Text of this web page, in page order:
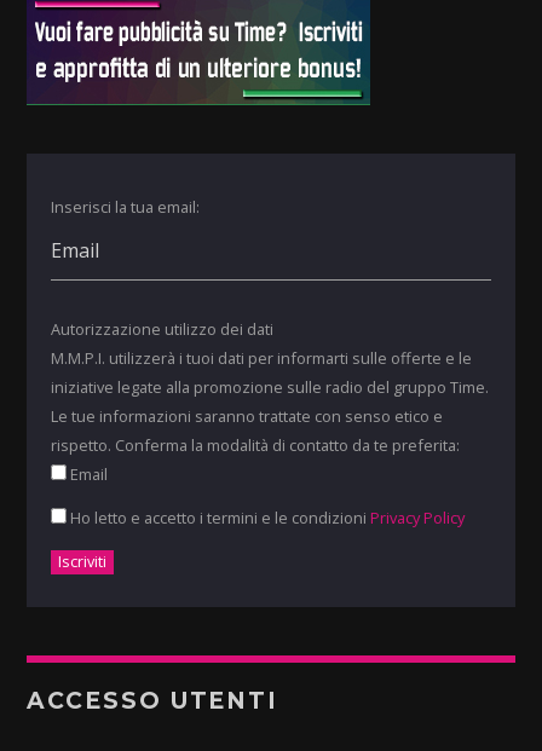
Inserisci la tua email:
Autorizzazione utilizzo dei dati
M.M.P.I. utilizzerà i tuoi dati per informarti sulle offerte e le
iniziative legate alla promozione sulle radio del gruppo Time.
Le tue informazioni saranno trattate con senso etico e
rispetto. Conferma la modalità di contatto da te preferita:
Email
Ho letto e accetto i termini e le condizioni Privacy Policy
ACCESSO UTENTI